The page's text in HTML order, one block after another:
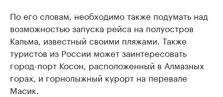
По его словам, необходимо также подумать над
возможностью запуска рейса на полуостров
Кальма, известный своими пляжами. Также
туристов из России может заинтересовать
город-порт Косон, расположенный в Алмазных
горах, и горнолыжный курорт на перевале
Масик.